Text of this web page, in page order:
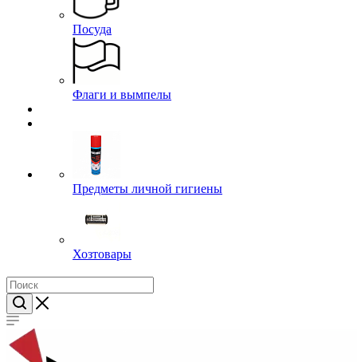
Посуда
Флаги и вымпелы
Предметы личной гигиены
Хозтовары